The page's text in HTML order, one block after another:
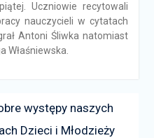
Uczniowie recytowali
nauczycieli w cytatach
Antoni Śliwka natomiast
Właśniewska.
występy naszych
Dzieci i Młodzieży